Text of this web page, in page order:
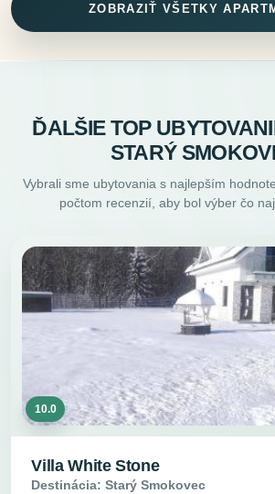
ZOBRAZIŤ VŠETKY
ĎALŠIE TOP
STARÝ
Vybrali sme ubytovania s najlepším
počtom recenzií, aby bol výber čo
10.0
Villa White Stone
Destinácia: Starý Smokovec